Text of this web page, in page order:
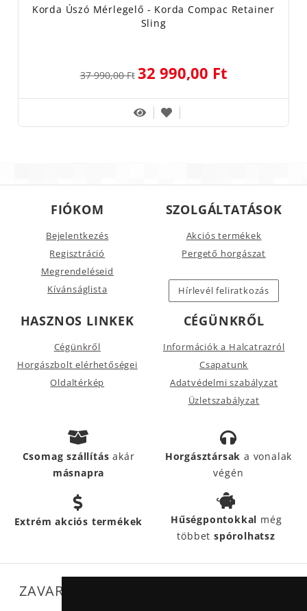
Korda Úszó Mérlegelő - Korda Compac Retainer
Sling
37 990,00 Ft 32 990,00 Ft
FIÓKOM
Bejelentkezés
Regisztráció
Megrendeléseid
Kívánságlista
SZOLGÁLTATÁSOK
Akciós termékek
Pergető horgászat
Hírlevél feliratkozás
HASZNOS LINKEK
Cégünkről
Horgászbolt elérhetőségei
Oldaltérkép
CÉGÜNKRŐL
Információk a Halcatrazról
Csapatunk
Adatvédelmi szabályzat
Üzletszabályzat
Csomag szállításakár
másnapra
Horgásztársak a vonalak
végén
Extrém akciós termékek Hűségpontokkal még
többetspórolhatsz
ZAVARTALAN MŰKÖDÉSÜNKET SEGÍTIK